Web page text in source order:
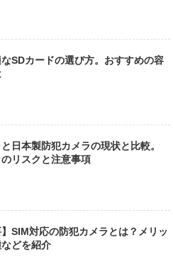
SDカードの選び方。おすすめの容
日本製防犯カメラの現状と比較。
リスクと注意事項
】SIM対応の防犯カメラとは？メリッ
などを紹介